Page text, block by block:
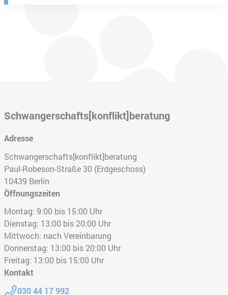
Schwangerschafts[konflikt]beratung
Adresse
Schwangerschafts[konflikt]beratung
Paul-Robeson-Straße 30 (Erdgeschoss)
10439 Berlin
Öffnungszeiten
Montag: 9:00 bis 15:00 Uhr
Dienstag: 13:00 bis 20:00 Uhr
Mittwoch: nach Vereinbarung
Donnerstag: 13:00 bis 20:00 Uhr
Freitag: 13:00 bis 15:00 Uhr
Kontakt
Telefon:
030 44 17 992